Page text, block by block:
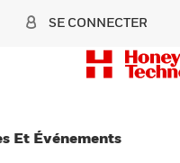
SE CONNECTER
Et Événements